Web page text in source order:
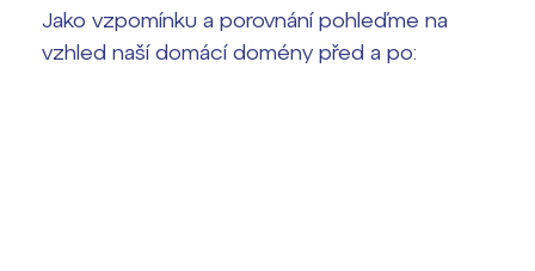
ČAG studentský
Jako vzpomínku a porovnání pohleďme na
vzhled naší domácí domény před a po: